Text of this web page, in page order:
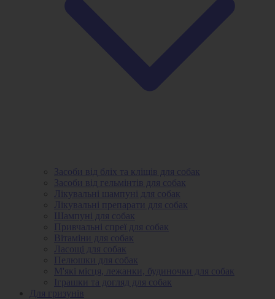
Засоби від бліх та кліщів для собак
Засоби від гельмінтів для собак
Лікувальні шампуні для собак
Лікувальні препарати для собак
Шампуні для собак
Привчальні спреї для собак
Вітаміни для собак
Ласощі для собак
Пелюшки для собак
М'які місця, лежанки, будиночки для собак
Іграшки та догляд для собак
Для гризунів